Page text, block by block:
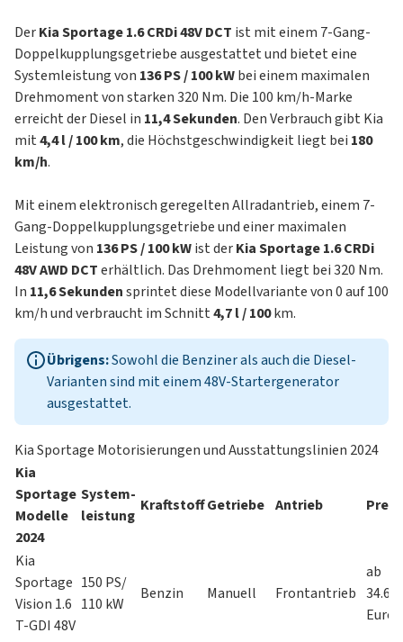
DerKia Sportage 1.6 CRDi 48V DCT ist mit einem 7-Gang-
Doppelkupplungsgetriebe ausgestattet und bietet eine
Systemleistung von 136 PS / 100 kWbei einem maximalen
Drehmoment von starken 320 Nm. Die 100 km/h-Marke
erreicht der Diesel in 11,4 Sekunden. Den Verbrauch gibt Kia
mit4,4 l / 100 km, die Höchstgeschwindigkeit liegt bei 180
km/h.
Mit einem elektronisch geregelten Allradantrieb, einem 7-
Gang-Doppelkupplungsgetriebe und einer maximalen
Leistung von 136 PS / 100 kWist derKia Sportage 1.6 CRDi
48V AWD DCTerhältlich. Das Drehmoment liegt bei 320 Nm.
In 11,6 Sekundensprintet diese Modellvariante von 0 auf 100
km/h und verbraucht im Schnitt4,7 l / 100km.
Übrigens:Sowohl die Benziner als auch die Diesel-
Varianten sind mit einem 48V-Startergenerator
ausgestattet.
Kia Sportage Motorisierungen und Ausstattungslinien 2024
Kia
Sportage
Modelle
2024
System-
leistung
KraftstoffGetriebe Antrieb Preis
Kia
Sportage
Vision 1.6
T-GDI 48V
150 PS/
110 kW
Benzin Manuell Frontantrieb
ab
Euro